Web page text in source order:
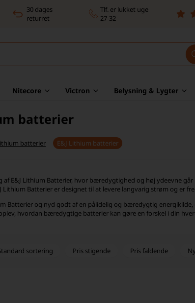
30 dages
returret
Tlf. er lukket uge
27-32
Nitecore Victron Belysning & Lygter
batterier
batterier E&J Lithium batterier
af E&J Lithium Batterier, hvor bæredygtighed og høj ydeevne
Lithium Batterier er designet til at levere langvarig strøm og er
Batterier og nyd godt af en pålidelig og bæredygtig
hvordan bæredygtige batterier kan gøre en forskel i din
sortering Pris stigende Pris faldende